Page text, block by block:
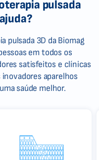
pulsada
pulsada 3D da Biomag
em todos os
satisfeitos e clínicas
aparelhos
saúde melhor.